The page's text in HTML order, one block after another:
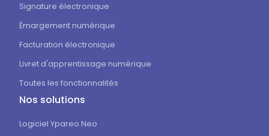
Signature électronique
Émargement numérique
Facturation électronique
Livret d'apprentissage numérique
Toutes les fonctionnalités
Nos solutions
Logiciel Ypareo Neo